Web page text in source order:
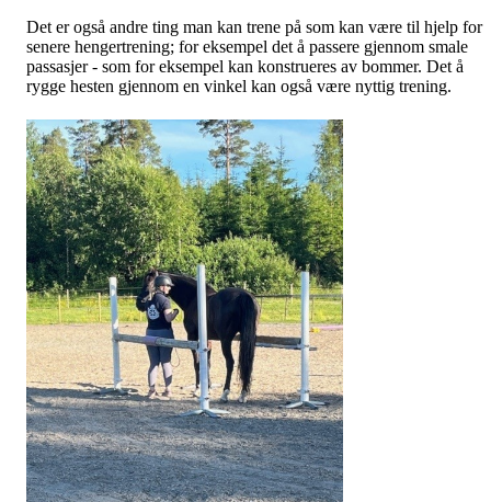
Det er også andre ting man kan trene på som kan være til hjelp for
senere hengertrening; for eksempel det å passere gjennom smale
passasjer - som for eksempel kan konstrueres av bommer. Det å
rygge hesten gjennom en vinkel kan også være nyttig trening.